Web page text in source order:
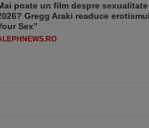
poate un film despre
Gregg Araki readuce
Sex”